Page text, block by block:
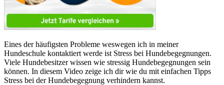
Eines der häufigsten Probleme weswegen ich in meiner
Hundeschule kontaktiert werde ist Stress bei Hundebegegnungen.
Viele Hundebesitzer wissen wie stressig Hundebegegnungen sein
können. In diesem Video zeige ich dir wie du mit einfachen Tipps
Stress bei der Hundebegegnung verhindern kannst.